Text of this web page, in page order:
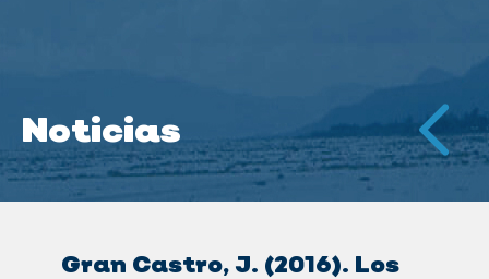
Noticias
Gran Castro, J. (2016). Los